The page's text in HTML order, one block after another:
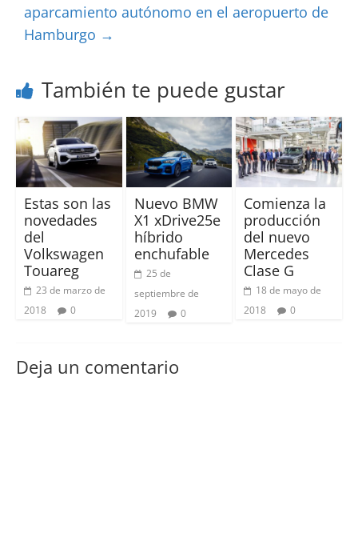
aparcamiento autónomo en el aeropuerto de
Hamburgo →
También te puede gustar
Estas son las
novedades
del
Volkswagen
Touareg
23 de marzo de
2018
0
Nuevo BMW
X1 xDrive25e
híbrido
enchufable
25 de
septiembre de
2019
0
Comienza la
producción
del nuevo
Mercedes
Clase G
18 de mayo de
2018
0
Deja un comentario